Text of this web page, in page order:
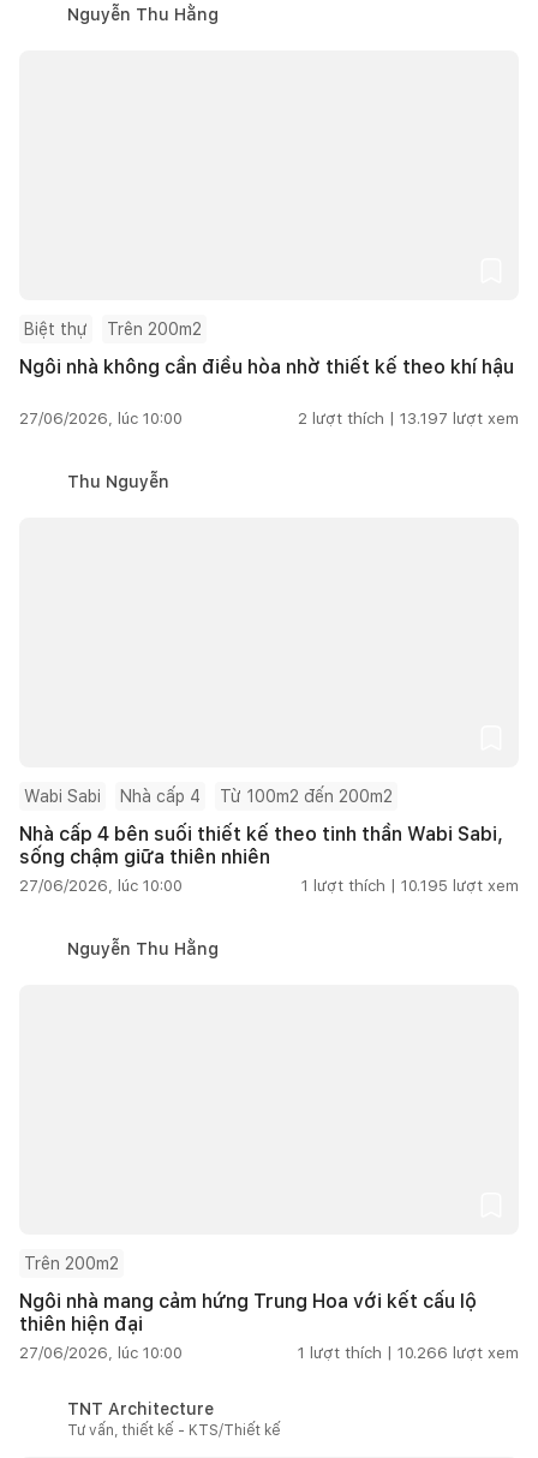
Nguyễn Thu Hằng
Biệt thự Trên 200m2
Ngôi nhà không cần điều hòa nhờ thiết kế theo khí hậu
27/06/2026, lúc 10:00 2 lượt thích | 13.197 lượt xem
Thu Nguyễn
Wabi Sabi Nhà cấp 4 Từ 100m2 đến 200m2
Nhà cấp 4 bên suối thiết kế theo tinh thần Wabi Sabi,
sống chậm giữa thiên nhiên
27/06/2026, lúc 10:00 1 lượt thích | 10.195 lượt xem
Nguyễn Thu Hằng
Trên 200m2
Ngôi nhà mang cảm hứng Trung Hoa với kết cấu lộ
thiên hiện đại
27/06/2026, lúc 10:00 1 lượt thích | 10.266 lượt xem
TNT Architecture
Tư vấn, thiết kế - KTS/Thiết kế